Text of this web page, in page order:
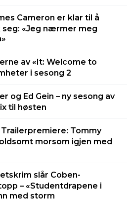
Cameron er klar til å
seg: «Jeg nærmer meg
av «It: Welcome to
i sesong 2
og Ed Gein – ny sesong av
til høsten
Trailerpremiere: Tommy
morsom igjen med
slår Coben-
– «Studentdrapene i
med storm